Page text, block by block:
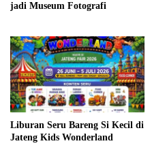
jadi Museum Fotografi
Liburan Seru Bareng Si Kecil di
Jateng Kids Wonderland